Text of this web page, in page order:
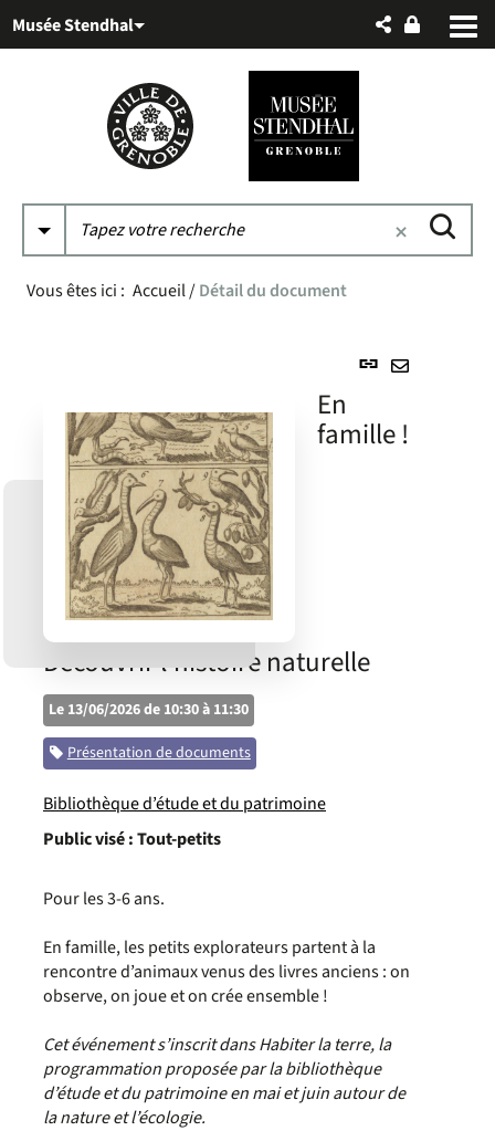
au
auMusée Stendhal
Vous êtes ici : Accueil/Détail du document
Lien
fenêtre)
mail
En
famille !
Découvrir l’histoire naturelle
Le 13/06/2026 de 10:30 à 11:30
Catégorie
Présentation de documents
Bibliothèque d’étude et du patrimoine
Public visé :Tout-petits
Pour les 3-6 ans.
En famille, les petits explorateurs partent à la
rencontre d’animaux venus des livres anciens : on
observe, on joue et on crée ensemble !
Cet événement s’inscrit dans Habiter la terre, la
programmation proposée par la bibliothèque
d’étude et du patrimoine en mai et juin autour de
la nature et l’écologie.